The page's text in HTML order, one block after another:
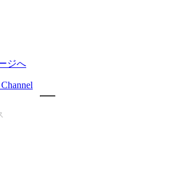
ジへ